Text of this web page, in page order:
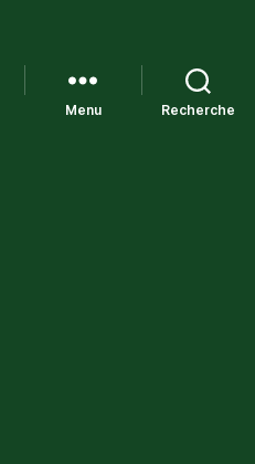
Menu Recherche